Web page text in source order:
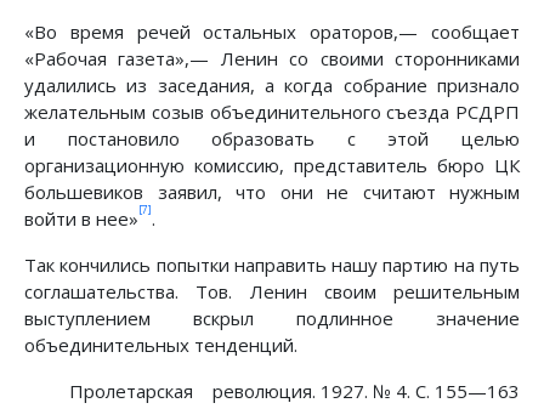
«Во время речей остальных ораторов,— сообщает
«Рабочая газета»,— Ленин со своими сторонниками
удалились из заседания, а когда собрание признало
желательным созыв объединительного съезда РСДРП
и постановило образовать с этой целью
организационную комиссию, представитель бюро ЦК
большевиков заявил, что они не считают нужным
войти в нее»[7].
Так кончились попытки направить нашу партию на путь
соглашательства. Тов. Ленин своим решительным
выступлением вскрыл подлинное значение
объединительных тенденций.
Пролетарская революция. 1927. № 4. С. 155—163